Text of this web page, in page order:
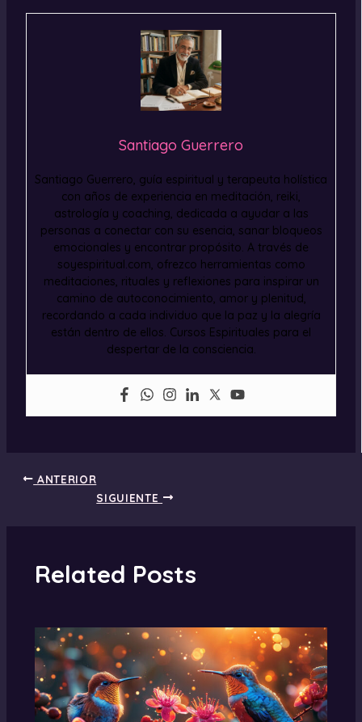
Santiago Guerrero
Santiago Guerrero, guía espiritual y terapeuta holística
con años de experiencia en meditación, reiki,
astrología y coaching, dedicada a ayudar a las
personas a conectar con su esencia, sanar bloqueos
emocionales y encontrar propósito. A través de
soyespiritual.com, ofrezco herramientas como
meditaciones, rituales y reflexiones para inspirar un
camino de autoconocimiento, amor y plenitud,
recordando a cada individuo que la paz y la alegría
están dentro de ellos. Cursos Espirituales para el
despertar de la consciencia.
ANTERIOR
SIGUIENTE
Related Posts